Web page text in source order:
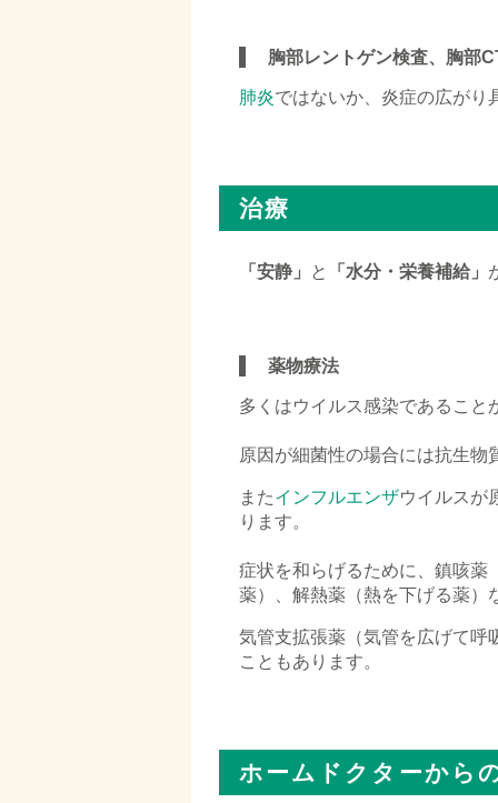
胸部レントゲン検査、胸部
肺炎ではないか、炎症の広がり
治療
「安静」 と 「水分・栄養補給」
薬物療法
多くはウイルス感染であること
原因が細菌性の場合には抗生
またインフルエンザウイルスが
ります。
症状を和らげるために、鎮咳薬
薬）、解熱薬（熱を下げる薬）
気管支拡張薬（気管を広げて呼
こともあります。
ホームドクターから